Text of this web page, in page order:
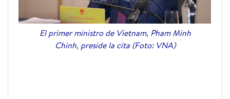
El primer ministro de Vietnam, Pham Minh
Chinh, preside la cita (Foto: VNA)